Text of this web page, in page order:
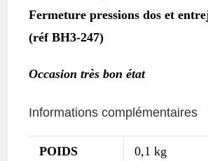
Fermeture pressions dos et
(réf BH3-247)
Occasion très bon état
Informations complémentaires
POIDS 0,1 kg